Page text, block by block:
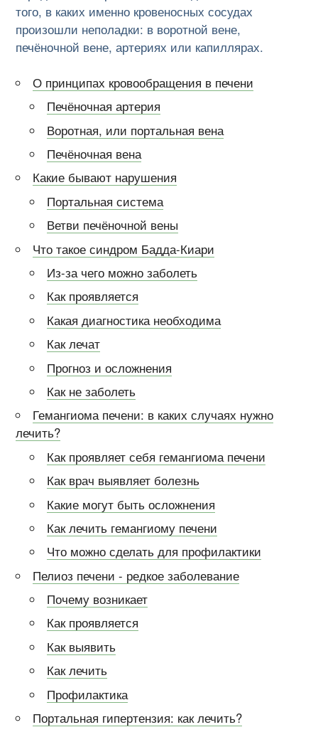
того, в каких именно кровеносных сосудах
произошли неполадки: в воротной вене,
печёночной вене, артериях или капиллярах.
О принципах кровообращения в печени
Печёночная артерия
Воротная, или портальная вена
Печёночная вена
Какие бывают нарушения
Портальная система
Ветви печёночной вены
Что такое синдром Бадда-Киари
Из-зачего можно заболеть
Как проявляется
Какая диагностика необходима
Как лечат
Прогноз и осложнения
Как не заболеть
Гемангиома печени: в каких случаях нужно
лечить?
Как проявляет себя гемангиома печени
Как врач выявляет болезнь
Какие могут быть осложнения
Как лечить гемангиому печени
Что можно сделать для профилактики
Пелиоз печени - редкое заболевание
Почему возникает
Как проявляется
Как выявить
Как лечить
Профилактика
Портальная гипертензия: как лечить?